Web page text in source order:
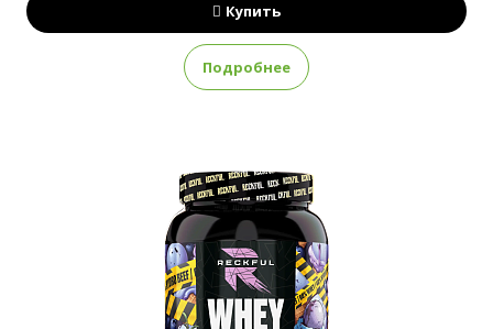
Купить
Подробнее